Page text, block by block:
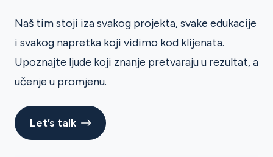
Naš tim stoji iza svakog projekta, svake edukacije
i svakog napretka koji vidimo kod klijenata.
Upoznajte ljude koji znanje pretvaraju u rezultat, a
učenje u promjenu.
Let’s talk